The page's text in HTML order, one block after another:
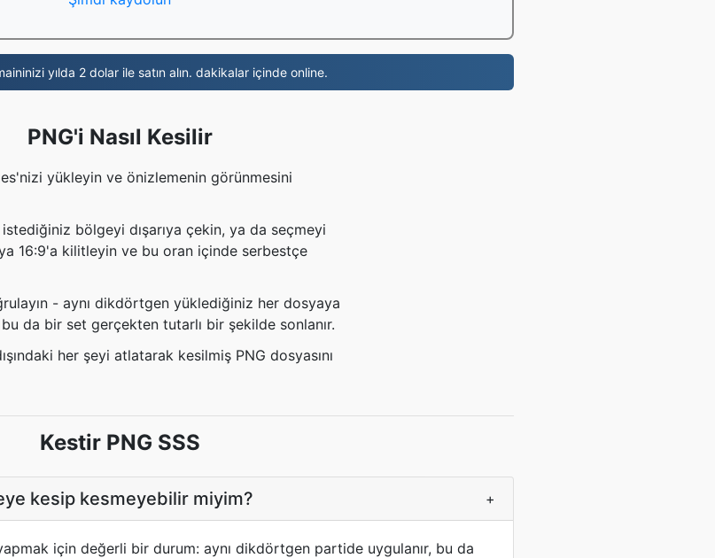
yılda 2 dolar ile satın alın. dakikalar içinde online.
PNG'i Nasıl Kesilir
yükleyin ve önizlemenin görünmesini
bölgeyi dışarıya çekin, ya da seçmeyi
16:9'a kilitleyin ve bu oran içinde serbestçe
- aynı dikdörtgen yüklediğiniz her dosyaya
bu da bir set gerçekten tutarlı bir şekilde sonlanır.
her şeyi atlatarak kesilmiş PNG dosyasını
Kestir PNG SSS
kesip kesmeyebilir miyim? +
için değerli bir durum: aynı dikdörtgen partide uygulanır, bu da